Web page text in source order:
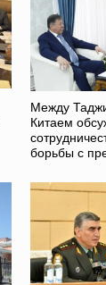
Между
Китаем
борьбы с